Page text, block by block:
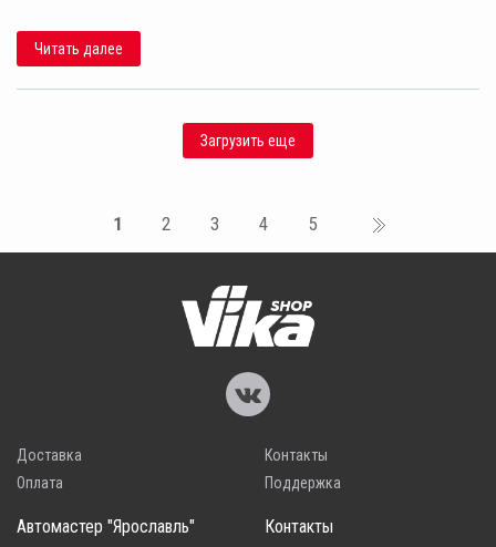
Читать далее
Загрузить еще
1 2 3 4 5
Доставка
Оплата
Контакты
Поддержка
Автомастер "Ярославль" Контакты